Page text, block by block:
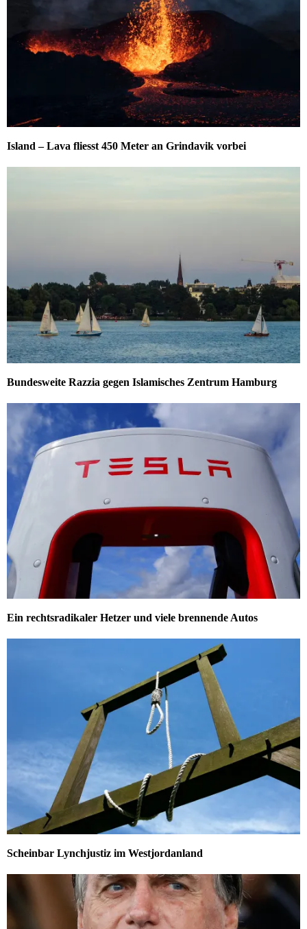
Island – Lava fliesst 450 Meter an Grindavik vorbei
Bundesweite Razzia gegen Islamisches Zentrum Hamburg
Ein rechtsradikaler Hetzer und viele brennende Autos
Scheinbar Lynchjustiz im Westjordanland